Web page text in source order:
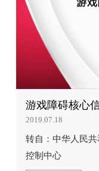
游戏障碍核心
2019.07.18
转自：中华人民
控制中心